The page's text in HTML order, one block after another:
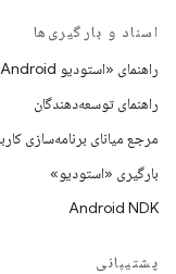
اسناد و بارگیری‌ها
راهنمای «استودیو Android»
راهنمای توسعه‌دهندگان
مرجع میانای برنامه‌سازی
بارگیری «استودیو»
Android NDK
پشتیبانی